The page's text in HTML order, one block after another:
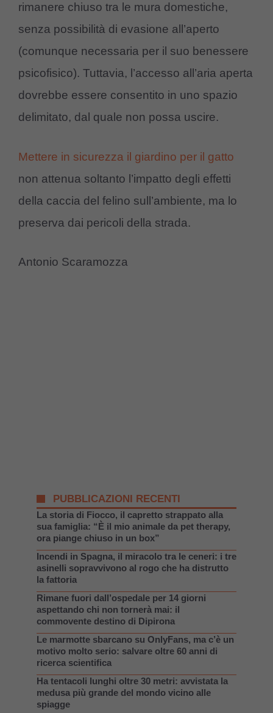
rimanere chiuso tra le mura domestiche,
senza possibilità di evasione all’aperto
(comunque necessaria per il suo benessere
psicofisico). Tuttavia, l’accesso all’aria aperta
dovrebbe essere consentito in uno spazio
delimitato, dal quale non possa uscire.
Mettere in sicurezza il giardino per il gatto
non attenua soltanto l’impatto degli effetti
della caccia del felino sull’ambiente, ma lo
preserva dai pericoli della strada.
Antonio Scaramozza
PUBBLICAZIONI RECENTI
La storia di Fiocco, il capretto strappato alla
sua famiglia: “È il mio animale da pet therapy,
ora piange chiuso in un box”
Incendi in Spagna, il miracolo tra le ceneri: i tre
asinelli sopravvivono al rogo che ha distrutto
la fattoria
Rimane fuori dall’ospedale per 14 giorni
aspettando chi non tornerà mai: il
commovente destino di Dipirona
Le marmotte sbarcano su OnlyFans, ma c’è un
motivo molto serio: salvare oltre 60 anni di
ricerca scientifica
Ha tentacoli lunghi oltre 30 metri: avvistata la
medusa più grande del mondo vicino alle
spiagge